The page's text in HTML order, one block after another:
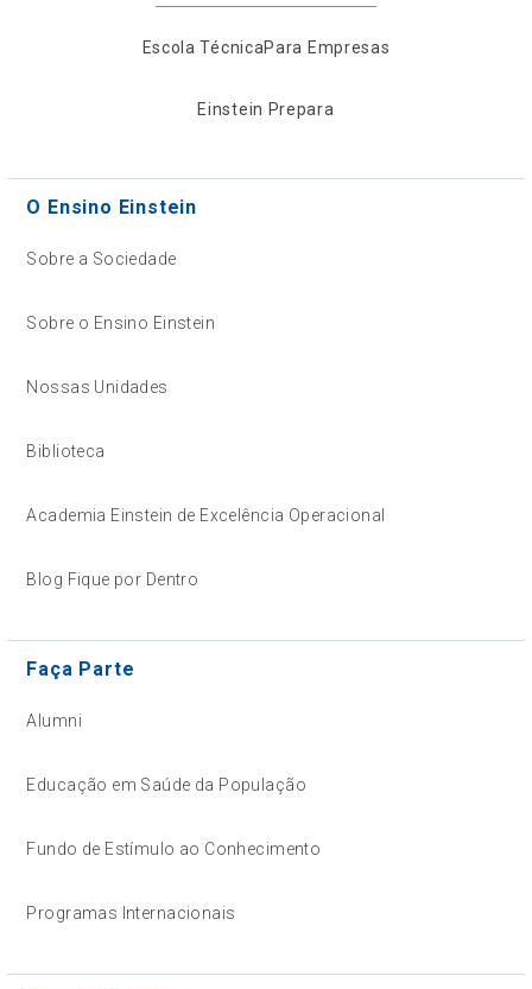
Escola TécnicaPara Empresas
Einstein Prepara
O Ensino Einstein
Sobre a Sociedade
Sobre o Ensino Einstein
Nossas Unidades
Biblioteca
Academia Einstein de Excelência Operacional
Blog Fique por Dentro
Faça Parte
Alumni
Educação em Saúde da População
Fundo de Estímulo ao Conhecimento
Programas Internacionais